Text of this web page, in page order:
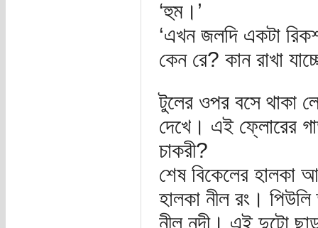
‘হুম।’
‘এখন জলদি একটা
কেন রে? কান রাখা
টুলের ওপর বসে থাকা
দেখে। এই ফ্লোরের
চাকরী?
শেষ বিকেলের হালকা
হালকা নীল রং।
নীল নদী। এই দুটো